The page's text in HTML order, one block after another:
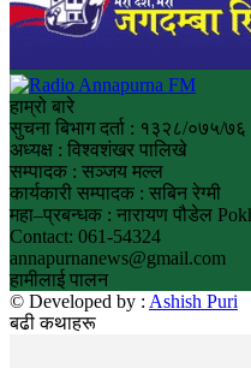
हाम्रो बारे
सुचना बिभाग दर्ता : १३२८/०७५/७६
अध्यक्ष : विश्वशंखर पालिखे
सम्पादक : सञ्जय मल्ल
कार्यकारी सम्पादक : सबिन रेग्मी
महा–प्रबन्धक : नारायण पौडेल
Contact: 061-54324
annapurnanews@gmail.com
हामीलाई पालन
© Developed by : Ashish Puri
बढी कथाहरू